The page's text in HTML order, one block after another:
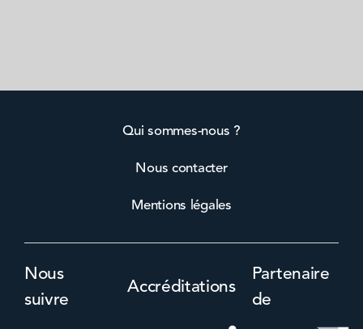
Qui sommes-nous ?
Nous contacter
Mentions légales
Nous
suivre
Accréditations
Partenaire
de